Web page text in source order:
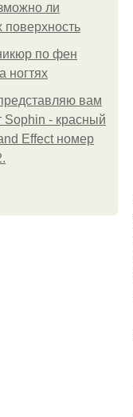
ли
поверхность
по фен
ногтях
вам
Sophin - красный
Effect номер